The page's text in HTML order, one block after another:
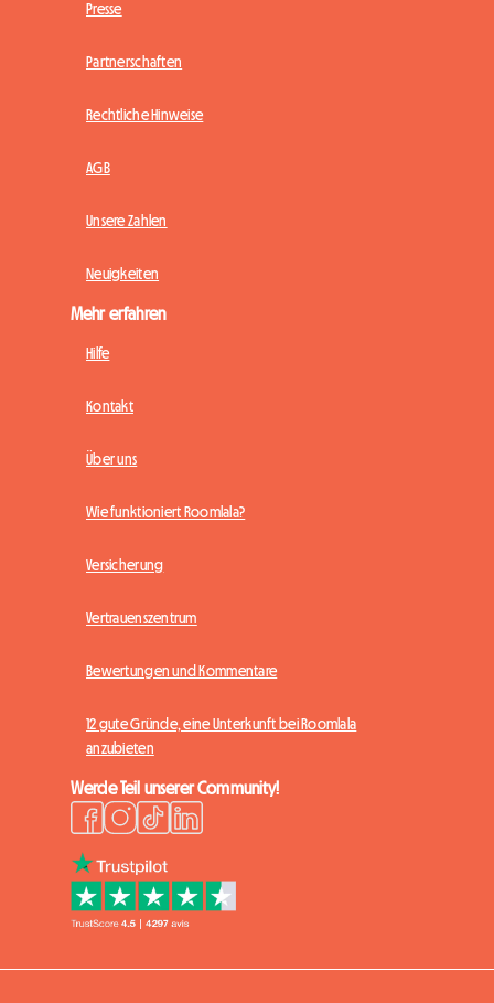
Presse
Partnerschaften
Rechtliche Hinweise
AGB
Unsere Zahlen
Neuigkeiten
Mehr erfahren
Hilfe
Kontakt
Über uns
Wie funktioniert Roomlala?
Versicherung
Vertrauenszentrum
Bewertungen und Kommentare
12 gute Gründe, eine Unterkunft bei Roomlala
anzubieten
Werde Teil unserer Community!